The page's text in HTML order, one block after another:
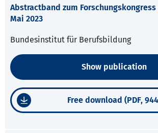
Abstractband zum Forschungskongress
Mai 2023
Bundesinstitut für Berufsbildung
Show publication
Free download (PDF,